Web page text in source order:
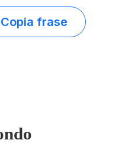
Copia frase